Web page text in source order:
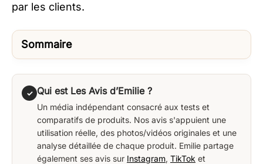
par les clients.​
Sommaire
✓ Qui est Les Avis d’Emilie ?
Un média indépendant consacré aux tests et
comparatifs de produits. Nos avis s'appuient une
utilisation réelle, des photos/vidéos originales et une
analyse détaillée de chaque produit. Emilie partage
également ses avis sur Instagram, TikTok et